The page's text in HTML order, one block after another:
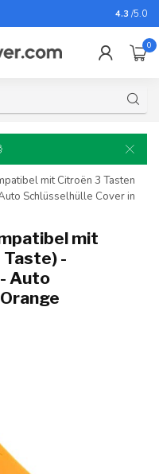
Für fast
4.3 /5.0
0
mit Citroën 3 Tasten
Schlüsselhülle Cover in
mit
-
Auto